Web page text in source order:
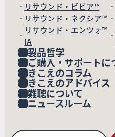
リサウンド・ビビア™
リサウンド・ネクシア™
リサウンド・エンツォ™
IA
製品哲学
ご購入・サポートに
きこえのコラム
きこえのアドバイス
難聴について
ニュースルーム